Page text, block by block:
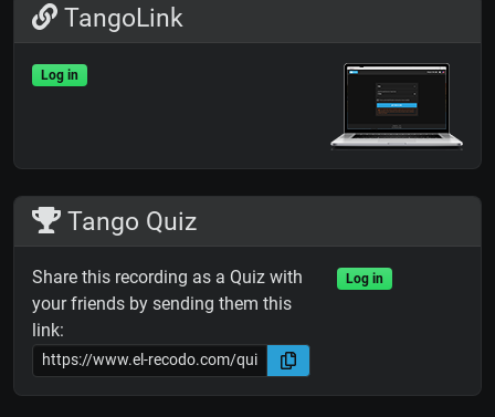
TangoLink
Log in
Tango Quiz
Share this recording as a Quiz with
your friends by sending them this
link:
Log in